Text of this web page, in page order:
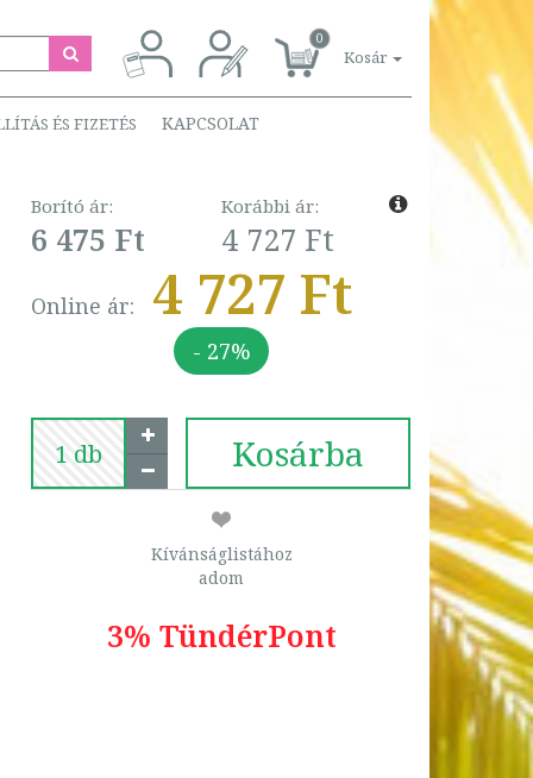
0
Kosár
ÉS FIZETÉS KAPCSOLAT
Borító ár:
6 475 Ft
Korábbi ár:
4 727 Ft
Online ár: 4 727 Ft
- 27%
Kosárba
Kívánságlistához
adom
3% TündérPont